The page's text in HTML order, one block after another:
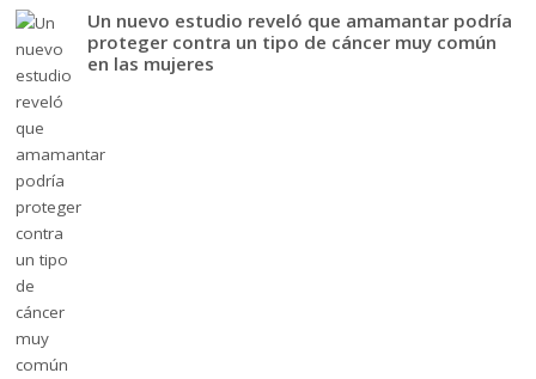
Un nuevo estudio reveló que amamantar podría
proteger contra un tipo de cáncer muy común
en las mujeres